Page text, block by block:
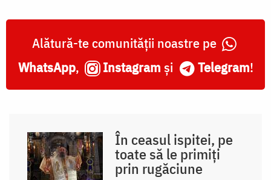
Alătură-te comunității noastre pe
WhatsApp, Instagram și Telegram!
În ceasul ispitei, pe
toate să le primiți
prin rugăciune